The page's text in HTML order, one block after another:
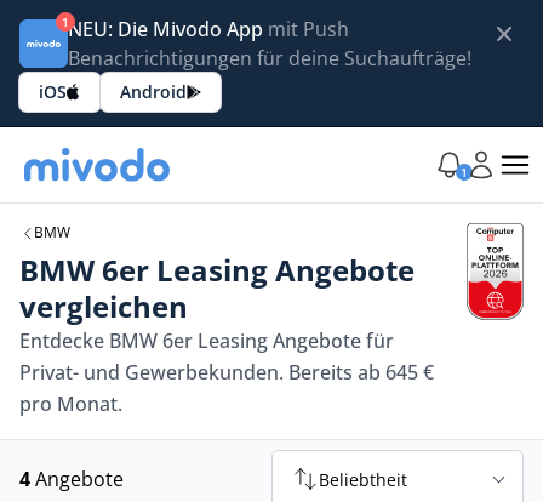
1NEU: Die Mivodo App mit Push
Benachrichtigungen für deine Suchaufträge!
iOS Android
1
BMW
BMW 6er Leasing Angebote
vergleichen
Entdecke BMW 6er Leasing Angebote für
Privat- und Gewerbekunden. Bereits ab 645 €
pro Monat.
4Angebote Beliebtheit